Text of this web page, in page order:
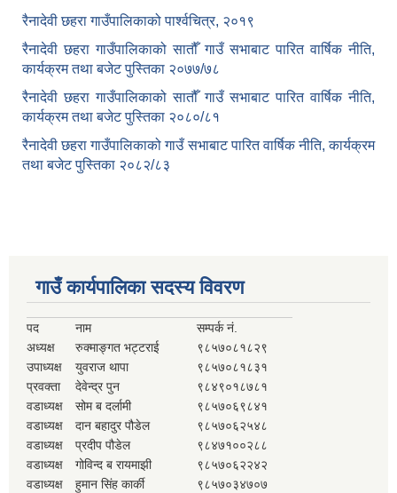
रैनादेवी छहरा गाउँपालिकाको पार्श्वचित्र, २०१९
रैनादेवी छहरा गाउँपालिकाको सातौँ गाउँ सभाबाट पारित वार्षिक नीति,
कार्यक्रम तथा बजेट पुस्तिका २०७७/७८
रैनादेवी छहरा गाउँपालिकाको सातौँ गाउँ सभाबाट पारित वार्षिक नीति,
कार्यक्रम तथा बजेट पुस्तिका २०८०/८१
रैनादेवी छहरा गाउँपालिकाको गाउँ सभाबाट पारित वार्षिक नीति, कार्यक्रम
तथा बजेट पुस्तिका २०८२/८३
गाउँ कार्यपालिका सदस्य विवरण
पद नाम
सम्पर्क नं.
अध्यक्ष
रुक्माङ्गत भट्टराई
९८५७०८१८२९
उपाध्यक्ष
युवराज थापा
९८५७०८१८३१
प्रवक्ता
देवेन्द्र पुन
९८४९०१८७८१
वडाध्यक्ष
सोम ब दर्लामी
९८५७०६९८४१
वडाध्यक्ष
दान बहादुर पौडेल
९८५७०६२५४८
वडाध्यक्ष
प्रदीप पौडेल
९८४७१००२८८
वडाध्यक्ष
गोविन्द ब रायमाझी
९८५७०६२२४२
वडाध्यक्ष
हुमान सिंह कार्की
९८५७०३४७०७